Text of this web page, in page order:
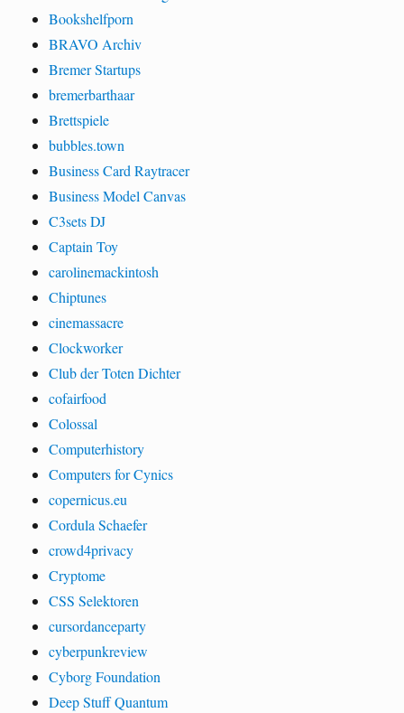
Bookshelfporn
BRAVO Archiv
Bremer Startups
bremerbarthaar
Brettspiele
bubbles.town
Business Card Raytracer
Business Model Canvas
C3sets DJ
Captain Toy
carolinemackintosh
Chiptunes
cinemassacre
Clockworker
Club der Toten Dichter
cofairfood
Colossal
Computerhistory
Computers for Cynics
copernicus.eu
Cordula Schaefer
crowd4privacy
Cryptome
CSS Selektoren
cursordanceparty
cyberpunkreview
Cyborg Foundation
Deep Stuff Quantum